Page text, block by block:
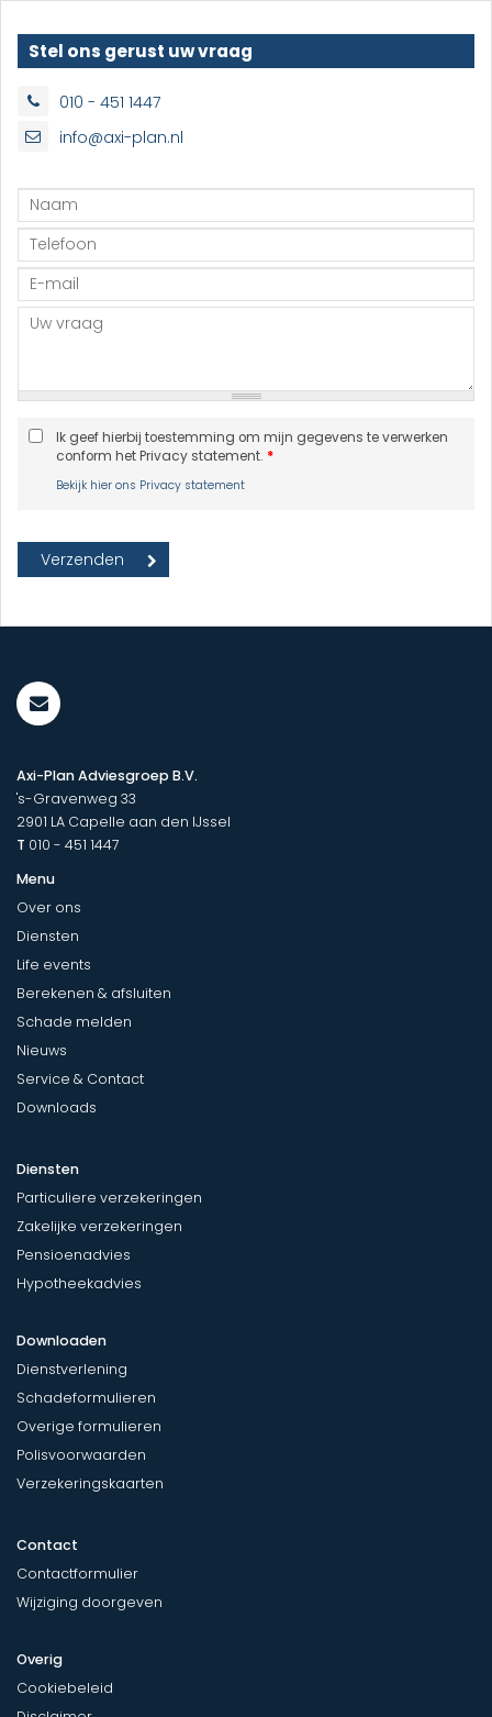
Stel ons gerust uw vraag
010 - 451 1447
info@axi-plan.nl
Ik geef hierbij toestemming om mijn gegevens te verwerken
conform het Privacy statement. *
Bekijk hier ons Privacy statement
Axi-Plan Adviesgroep B.V.
's-Gravenweg 33
2901 LA Capelle aan den IJssel
T 010 - 451 1447
Menu
Over ons
Diensten
Life events
Berekenen & afsluiten
Schade melden
Nieuws
Service & Contact
Downloads
Diensten
Particuliere verzekeringen
Zakelijke verzekeringen
Pensioenadvies
Hypotheekadvies
Downloaden
Dienstverlening
Schadeformulieren
Overige formulieren
Polisvoorwaarden
Verzekeringskaarten
Contact
Contactformulier
Wijziging doorgeven
Overig
Cookiebeleid